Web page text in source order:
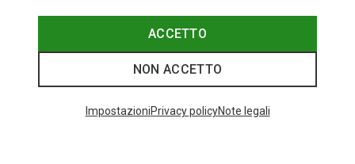
ACCETTO
NON ACCETTO
ImpostazioniPrivacy policyNote legali